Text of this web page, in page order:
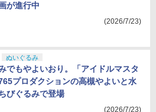
が進行中
(2026/7/23)
ぬいぐるみ
でもやよいおり。「アイドルマスタ
プロダクションの高槻やよいと水
びぐるみで登場
(2026/7/23)